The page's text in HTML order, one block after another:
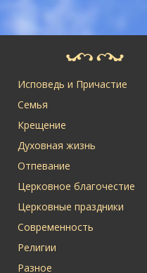
Исповедь и Причастие
Семья
Крещение
Духовная жизнь
Отпевание
Церковное благочестие
Церковные праздники
Современность
Религии
Разное